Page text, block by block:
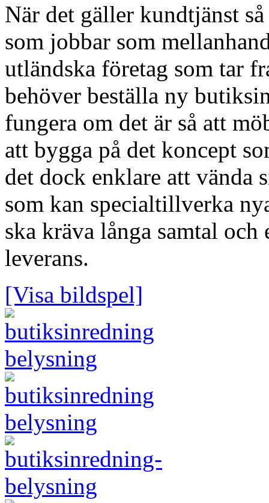
När det gäller kundtjänst
som jobbar som
utländska företag som tar
behöver beställa ny
fungera om det är så att
att bygga på det koncept
det dock enklare att
som kan specialtillverka
ska kräva långa samtal
leverans.
[Visa bildspel]